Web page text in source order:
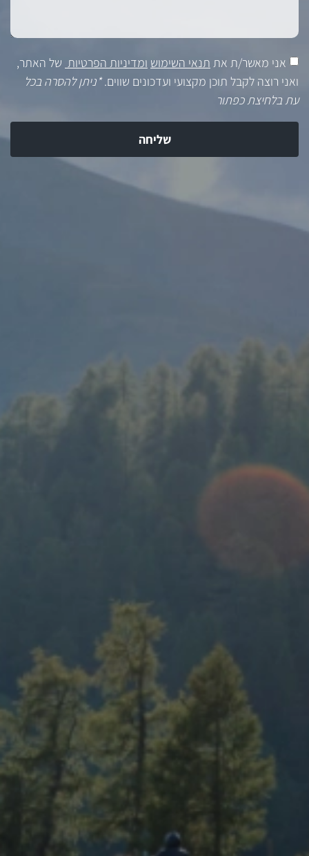
אני מאשר/ת את תנאי השימוש ומדיניות הפרטיות של האתר,
ואני רוצה לקבל תוכן מקצועי ועדכונים שווים.*ניתן להסרה בכל
עת בלחיצת כפתור
שליחה